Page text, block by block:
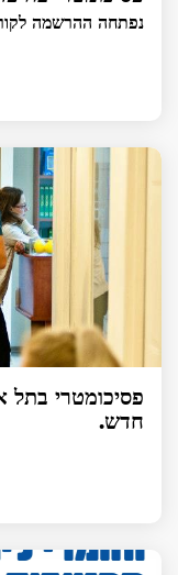
נפתחה ההרשמה
פסיכומטרי
חדש.